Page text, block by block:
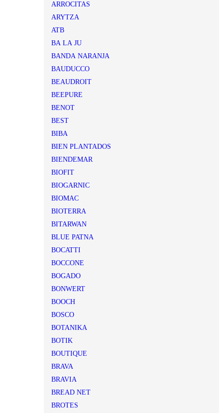
ARROCITAS
ARYTZA
ATB
BA LA JU
BANDA NARANJA
BAUDUCCO
BEAUDROIT
BEEPURE
BENOT
BEST
BIBA
BIEN PLANTADOS
BIENDEMAR
BIOFIT
BIOGARNIC
BIOMAC
BIOTERRA
BITARWAN
BLUE PATNA
BOCATTI
BOCCONE
BOGADO
BONWERT
BOOCH
BOSCO
BOTANIKA
BOTIK
BOUTIQUE
BRAVA
BRAVIA
BREAD NET
BROTES